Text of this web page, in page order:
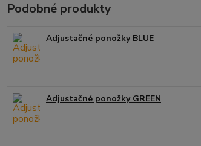
Podobné produkty
Adjustačné ponožky BLUE
Adjustačné ponožky GREEN